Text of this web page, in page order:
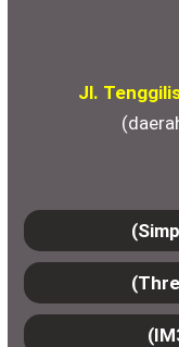
Jl.